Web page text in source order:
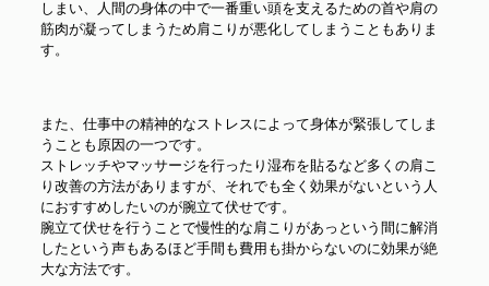
しまい、人間の身体の中で一番重い頭を支えるための首や肩の
筋肉が凝ってしまうため肩こりが悪化してしまうこともありま
す。
また、仕事中の精神的なストレスによって身体が緊張してしま
うことも原因の一つです。
ストレッチやマッサージを行ったり湿布を貼るなど多くの肩こ
り改善の方法がありますが、それでも全く効果がないという人
におすすめしたいのが腕立て伏せです。
腕立て伏せを行うことで慢性的な肩こりがあっという間に解消
したという声もあるほど手間も費用も掛からないのに効果が絶
大な方法です。